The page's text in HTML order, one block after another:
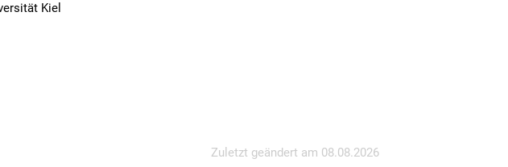
Kiel
Zuletzt geändert am 08.08.2026